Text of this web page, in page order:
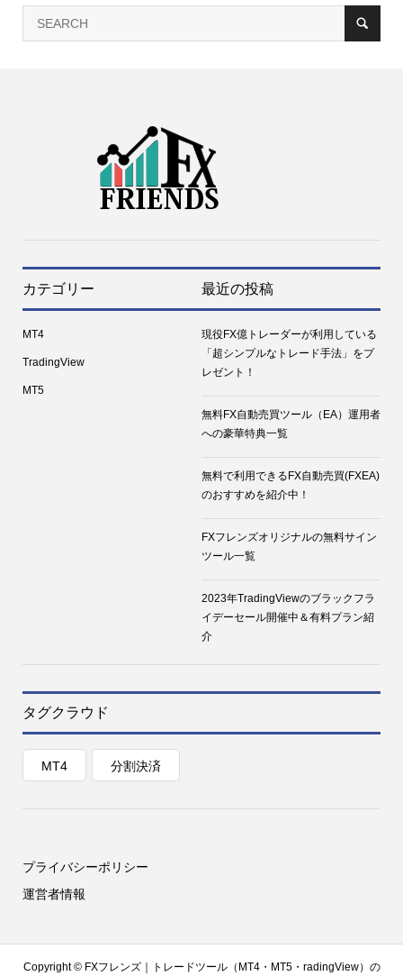
カテゴリー
MT4
TradingView
MT5
最近の投稿
現役FX億トレーダーが利用している
「超シンプルなトレード手法」をプ
レゼント！
無料FX自動売買ツール（EA）運用者
への豪華特典一覧
無料で利用できるFX自動売買(FXEA)
のおすすめを紹介中！
FXフレンズオリジナルの無料サイン
ツール一覧
2023年TradingViewのブラックフラ
イデーセール開催中＆有料プラン紹
介
タグクラウド
MT4 分割決済
プライバシーポリシー
運営者情報
Copyright ©FXフレンズ｜トレードツール（MT4・MT5・radingView）の